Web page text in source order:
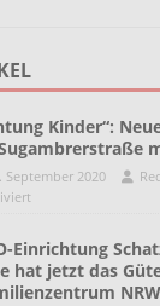
Kinder“:
September 2020
Einrichtung
hat jetzt das